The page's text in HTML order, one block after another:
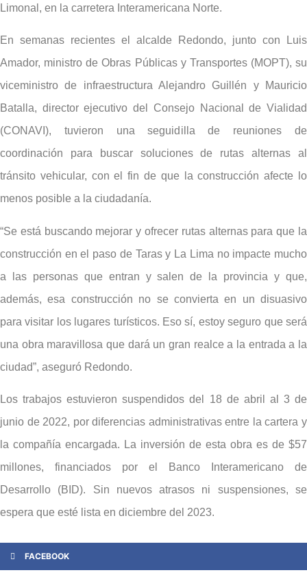
Limonal, en la carretera Interamericana Norte.
En semanas recientes el alcalde Redondo, junto con Luis
Amador, ministro de Obras Públicas y Transportes (MOPT), su
viceministro de infraestructura Alejandro Guillén y Mauricio
Batalla, director ejecutivo del Consejo Nacional de Vialidad
(CONAVI), tuvieron una seguidilla de reuniones de
coordinación para buscar soluciones de rutas alternas al
tránsito vehicular, con el fin de que la construcción afecte lo
menos posible a la ciudadanía.
“Se está buscando mejorar y ofrecer rutas alternas para que la
construcción en el paso de Taras y La Lima no impacte mucho
a las personas que entran y salen de la provincia y que,
además, esa construcción no se convierta en un disuasivo
para visitar los lugares turísticos. Eso sí, estoy seguro que será
una obra maravillosa que dará un gran realce a la entrada a la
ciudad”, aseguró Redondo.
Los trabajos estuvieron suspendidos del 18 de abril al 3 de
junio de 2022, por diferencias administrativas entre la cartera y
la compañía encargada. La inversión de esta obra es de $57
millones, financiados por el Banco Interamericano de
Desarrollo (BID). Sin nuevos atrasos ni suspensiones, se
espera que esté lista en diciembre del 2023.
FACEBOOK